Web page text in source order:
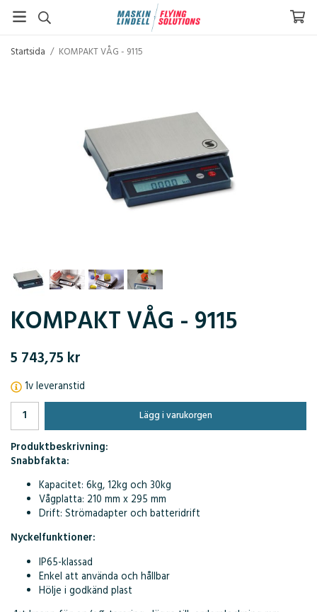
Startsida / KOMPAKT VÅG - 9115
KOMPAKT VÅG - 9115
5 743,75 kr
1v leveranstid
Lägg i varukorgen
Produktbeskrivning:
Snabbfakta:
Kapacitet: 6kg, 12kg och 30kg
Vågplatta: 210 mm x 295 mm
Drift: Strömadapter och batteridrift
Nyckelfunktioner:
IP65-klassad
Enkel att använda och hållbar
Hölje i godkänd plast